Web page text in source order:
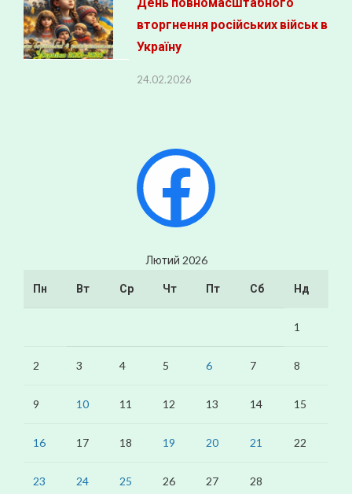
вторгнення російських військ в
Україну
24.02.2026
Лютий 2026
Пн Вт Ср Чт Пт Сб Нд
1
2 3 4 5 6 7 8
9 10 11 12 13 14 15
16 17 18 19 20 21 22
23 24 25 26 27 28